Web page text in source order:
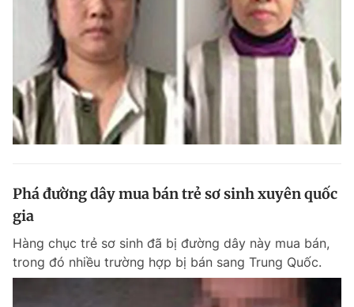
Phá đường dây mua bán trẻ sơ sinh xuyên quốc
gia
Hàng chục trẻ sơ sinh đã bị đường dây này mua bán,
trong đó nhiều trường hợp bị bán sang Trung Quốc.